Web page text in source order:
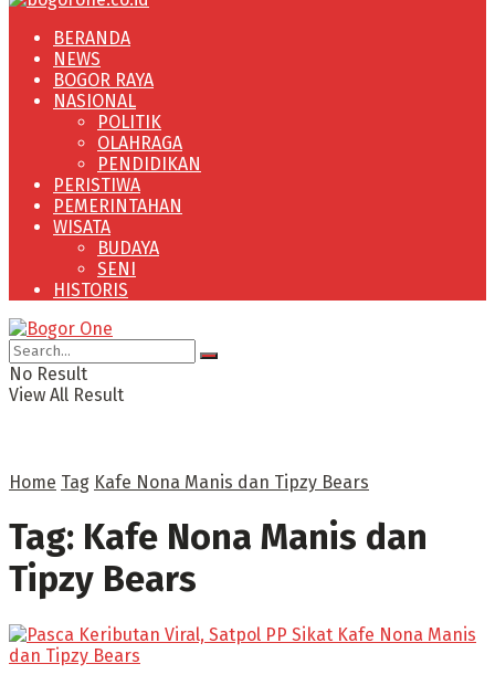
BERANDA
NEWS
BOGOR RAYA
NASIONAL
POLITIK
OLAHRAGA
PENDIDIKAN
PERISTIWA
PEMERINTAHAN
WISATA
BUDAYA
SENI
HISTORIS
No Result
View All Result
Home Tag Kafe Nona Manis dan Tipzy Bears
Tag: Kafe Nona Manis dan
Tipzy Bears